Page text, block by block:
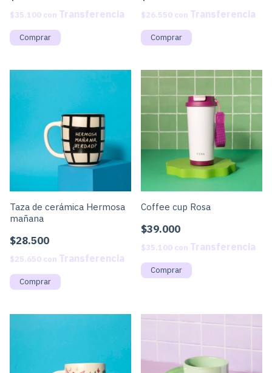
$35.100 con $26.550 con
Taza de cerámica Hermosa
mañana
$28.500
$25.650 con
Coffee cup Rosa
$39.000
$35.100 con